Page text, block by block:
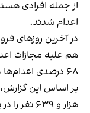
اعدام شدند.
در آخرین روزهای
هم علیه مجازات
۶۸ درصدی اعدام‌ها در ایران در سال ۲۰۲۵ خبر دادند.
هزار و